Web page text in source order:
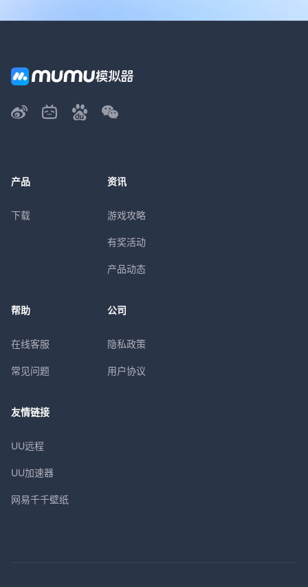
产品
下载
资讯
游戏攻略
有奖活动
产品动态
帮助
在线客服
常见问题
公司
隐私政策
用户协议
友情链接
UU远程
UU加速器
网易千千壁纸